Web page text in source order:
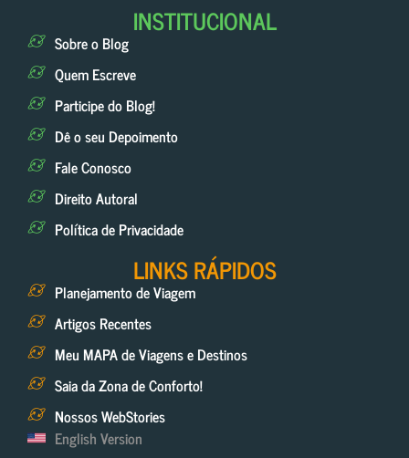
INSTITUCIONAL
Sobre o Blog
Quem Escreve
Participe do Blog!
Dê o seu Depoimento
Fale Conosco
Direito Autoral
Política de Privacidade
LINKS RÁPIDOS
Planejamento de Viagem
Artigos Recentes
Meu MAPA de Viagens e Destinos
Saia da Zona de Conforto!
Nossos WebStories
English Version